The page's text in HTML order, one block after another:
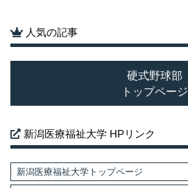
人気の記事
硬式野球部
トップページ
新潟医療福祉大学 HPリンク
新潟医療福祉大学トップページ